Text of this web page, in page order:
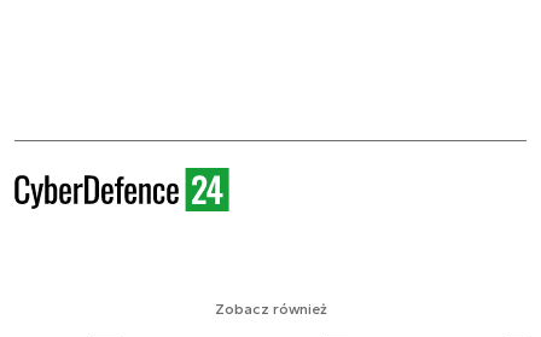
Zobacz również